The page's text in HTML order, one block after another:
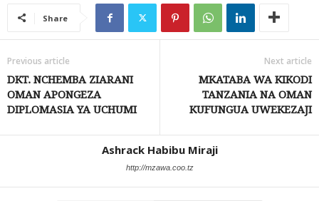
Share
Previous article
DKT. NCHEMBA ZIARANI
OMAN APONGEZA
DIPLOMASIA YA UCHUMI
Next article
MKATABA WA KIKODI
TANZANIA NA OMAN
KUFUNGUA UWEKEZAJI
Ashrack Habibu Miraji
http://mzawa.coo.tz